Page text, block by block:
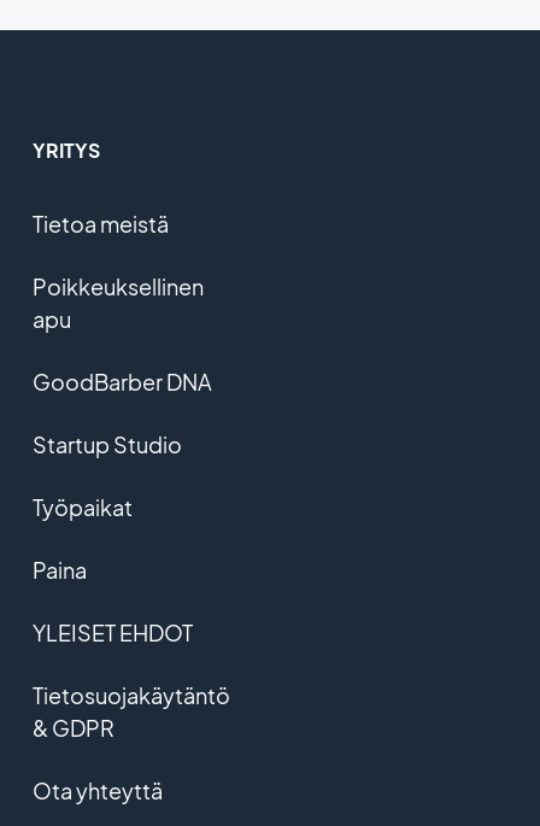
YRITYS
Tietoa meistä
Poikkeuksellinen
apu
GoodBarber DNA
Startup Studio
Työpaikat
Paina
YLEISET EHDOT
Tietosuojakäytäntö
& GDPR
Ota yhteyttä